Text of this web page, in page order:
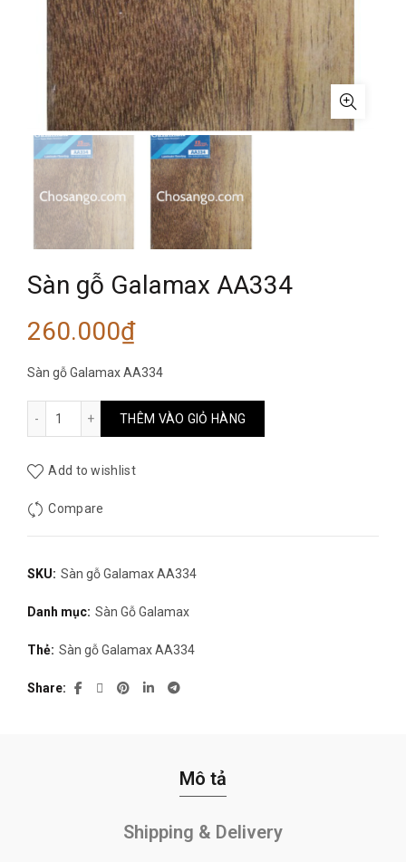
Sàn gỗ Galamax AA334
260.000₫
Sàn gỗ Galamax AA334
Sàn gỗ Galamax AA334 số lượng
THÊM VÀO GIỎ HÀNG
Add to wishlist
Compare
SKU: Sàn gỗ Galamax AA334
Danh mục: Sàn Gỗ Galamax
Thẻ: Sàn gỗ Galamax AA334
Share
Mô tả
Shipping & Delivery